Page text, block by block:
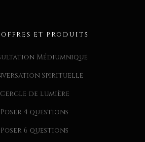
ET PRODUITS
Médiumnique
Spirituelle
Cercle de lumière
Poser 4 questions
Poser 6 questions